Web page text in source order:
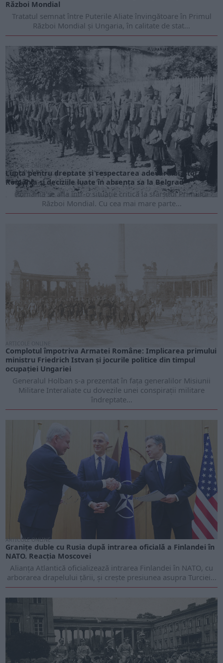
Război Mondial
Tratatul semnat între Puterile Aliate învingătoare în Primul
Război Mondial și Ungaria, în calitate de stat...
ARTICOLE ONLINE
Lupta pentru dreptate și respectarea adevărului istoric:
România și deciziile luate în absența sa la Belgrad
România se afla într-o situație critică la sfârșitul Primului
Război Mondial. Cu cea mai mare parte...
Complotul împotriva Armatei Române: Implicarea primului
ministru Friedrich Istvan și jocurile politice din timpul
ocupației Ungariei
Generalul Holban s-a prezentat în fața generalilor Misiunii
Militare Interaliate cu dovezile unei conspirații militare
îndreptate...
ARTICOLE ONLINE
Granițe duble cu Rusia după intrarea oficială a Finlandei în
NATO. Reacția Moscovei
Alianța Atlantică oficializează intrarea Finlandei în NATO, cu
arborarea drapelului țării, și crește presiunea asupra Turciei...